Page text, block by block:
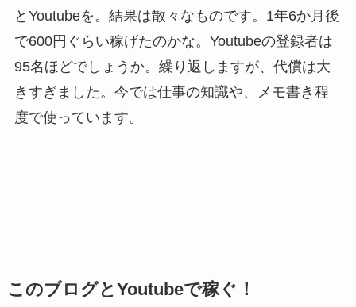
とYoutubeを。結果は散々なものです。1年6か月後
で600円ぐらい稼げたのかな。Youtubeの登録者は
95名ほどでしょうか。繰り返しますが、代償は大
きすぎました。今では仕事の知識や、メモ書き程
度で使っています。
このブログとYoutubeで稼ぐ！